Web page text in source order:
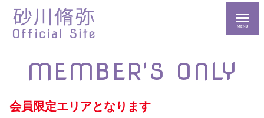
MENU
MEMBER'S ONLY
会員限定エリアとなります